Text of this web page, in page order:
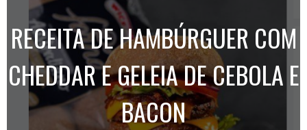
RECEITA DE HAMBÚRGUER COM
CHEDDAR E GELEIA DE CEBOLA E
BACON